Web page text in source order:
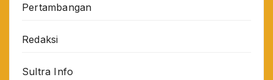
Pertambangan
Redaksi
Sultra Info